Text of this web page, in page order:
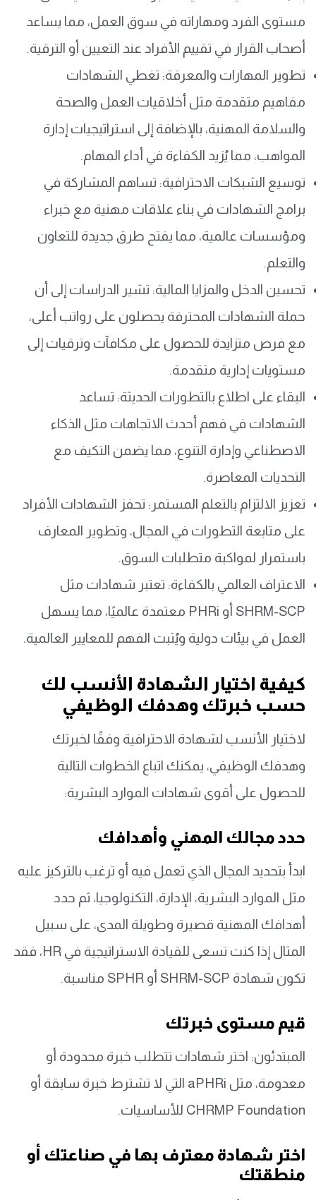
مستوى الفرد ومهاراته في سوق العمل، مما يساعد
أصحاب القرار في تقييم الأفراد عند التعيين أو الترقية.
تطوير المهارات والمعرفة: تغطي الشهادات
مفاهيم متقدمة مثل أخلاقيات العمل والصحة
والسلامة المهنية، بالإضافة إلى استراتيجيات إدارة
المواهب، مما يُزيد الكفاءة في أداء المهام.
توسيع الشبكات الاحترافية: تساهم المشاركة في
برامج الشهادات في بناء علاقات مهنية مع خبراء
ومؤسسات عالمية، مما يفتح طرق جديدة للتعاون
والتعلم.
تحسين الدخل والمزايا المالية: تشير الدراسات إلى أن
حملة الشهادات المحترفة يحصلون على رواتب أعلى،
مع فرص متزايدة للحصول على مكافآت وترقيات إلى
مستويات إدارية متقدمة.
البقاء على اطلاع بالتطورات الحديثة: تساعد
الشهادات في فهم أحدث الاتجاهات مثل الذكاء
الاصطناعي وإدارة التنوع، مما يضمن التكيف مع
التحديات المعاصرة.
تعزيز الالتزام بالتعلم المستمر: تحفز الشهادات الأفراد
على متابعة التطورات في المجال، وتطوير المعارف
باستمرار لمواكبة متطلبات السوق.
الاعتراف العالمي بالكفاءة: تعتبر شهادات مثل
SHRM-SCP أو PHRi معتمدة عالميًا، مما يسهل
العمل في بيئات دولية ويُثبت الفهم للمعايير العالمية.
كيفية اختيار الشهادة الأنسب لك
حسب خبرتك وهدفك الوظيفي
لاختيار الأنسب لشهادة الاحترافية وفقًا لخبرتك
وهدفك الوظيفي، يمكنك اتباع الخطوات التالية
للحصول على أقوى شهادات الموارد البشرية:
حدد مجالك المهني وأهدافك
ابدأ بتحديد المجال الذي تعمل فيه أو ترغب بالتركيز عليه
مثل الموارد البشرية، الإدارة، التكنولوجيا، ثم حدد
أهدافك المهنية قصيرة وطويلة المدى، على سبيل
المثال إذا كنت تسعى للقيادة الاستراتيجية في HR، فقد
تكون شهادة SHRM-SCP أو SPHR مناسبة.
قيم مستوى خبرتك
المبتدئون: اختر شهادات تتطلب خبرة محدودة أو
معدومة، مثل aPHRi التي لا تشترط خبرة سابقة أو
CHRMP Foundation للأساسيات.
اختر شهادة معترف بها في صناعتك أو
منطقتك